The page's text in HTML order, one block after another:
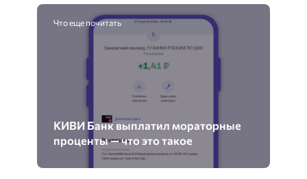
Что еще почитать
КИВИ Банк выплатил мораторные
проценты — что это такое